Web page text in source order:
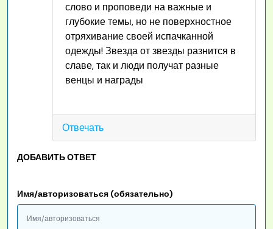
слово и проповеди на важные и
глубокие темы, но не поверхностное
отряхивание своей испачканной
одежды! Звезда от звезды разнится в
славе, так и люди получат разные
венцы и награды
Отвечать
ДОБАВИТЬ ОТВЕТ
Имя/авторизоваться (обязательно)